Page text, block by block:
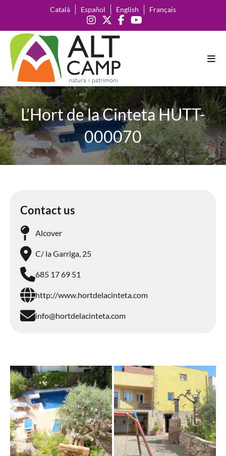
Català Español English Français
L’Hort de la Cinteta HUTT-
000070
Contact us
Alcover
C/ la Garriga, 25
685 17 69 51
http://www.hortdelacinteta.com
info@hortdelacinteta.com